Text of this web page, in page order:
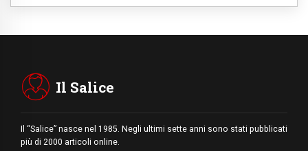
Il Salice
Il “Salice” nasce nel 1985. Negli ultimi sette anni sono stati pubblicati
più di 2000 articoli online.